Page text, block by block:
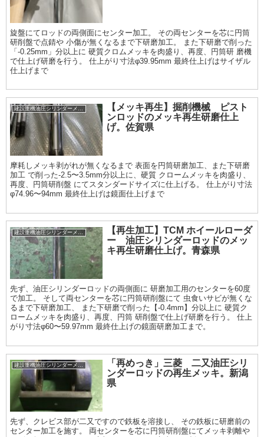
旋盤にてロッドの両側面にセンター加工。 その両センターを芯に円筒
研削盤で点錆や 小傷が無くなるまで下研磨加工。 また下研磨で削った
「-0.25mm」分以上に 硬質クロムメッキを肉盛り、再度、円筒研 磨機
で仕上げ研磨を行う。 仕上がり寸法φ39.95mm 最終仕上げはサイザル
仕上げまで
建設重機油圧シリンダーメッキ加工履歴
【メッキ再生】掘削機械 ピスト
ンロッドのメッキ再生研磨仕上
げ。佐賀県
摩耗しメッキ剥がれが無くなるまで 表面を円筒研磨加工、また下研磨
加工 で削った-2.5〜3.5mm分以上に、硬質 クロームメッキを肉盛り、
再度、円筒研削盤 にてスタンダードサイズに仕上げる。 仕上がり寸法
φ74.96〜94mm 最終仕上げは鏡面仕上げまで
【再生加工】TCM ホイールローダ
ー 油圧シリンダーロッドのメッ
キ再生研磨仕上げ。青森県
先ず、油圧シリンダーロッドの両側面に 研磨加工用のセンターを60度
で加工。 そして両センターを芯に円筒研削盤にて 虫食いサビが無くな
るまで下研磨加工、 また下研磨で削った【-0.4mm】分以上に 硬質ク
ロームメッキを肉盛り、再度、円筒 研削盤で仕上げ研磨を行う。 仕上
がり寸法φ60〜59.97mm 最終仕上げの鏡面研磨加工まで。
「再めっき」三菱 二又油圧シリ
ンダーロッドの再生メッキ。新潟
県
先ず、クレビス部が二又ですので鉄板を溶接し、 その鉄板に研磨前の
センター加工を施す。 両センターを芯に円筒研削盤にてメッキ剥離や